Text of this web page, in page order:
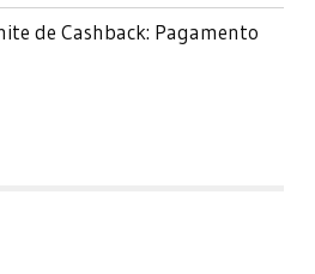
de Cashback: Pagamento